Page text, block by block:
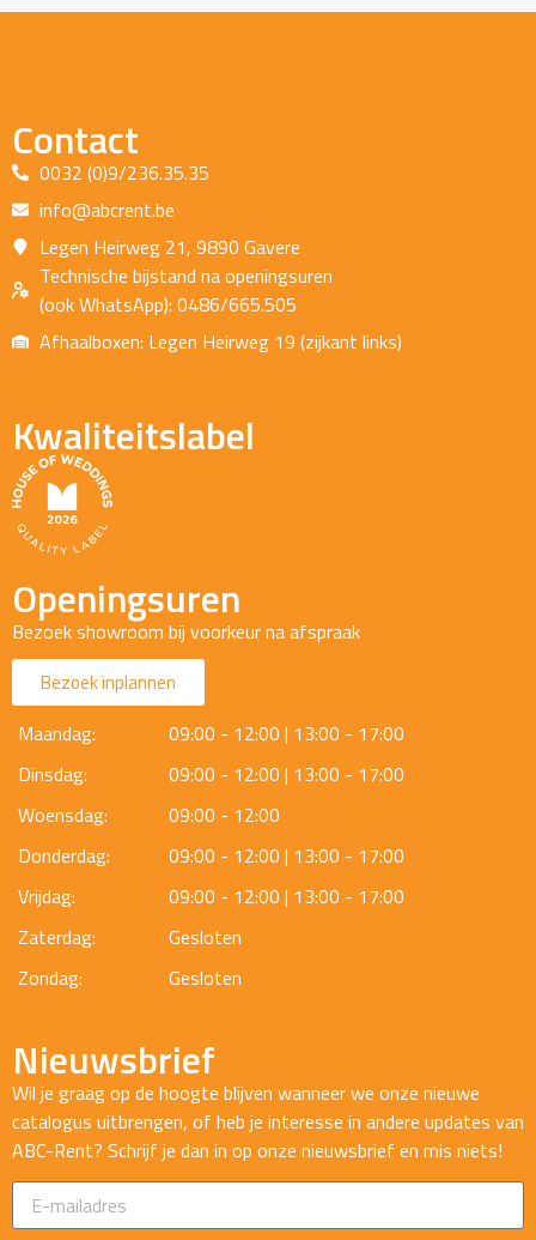
Contact
0032 (0)9/236.35.35
info@abcrent.be
Legen Heirweg 21, 9890 Gavere
Technische bijstand na openingsuren
(ook WhatsApp): 0486/665.505
Afhaalboxen: Legen Heirweg 19 (zijkant links)
Kwaliteitslabel
Openingsuren
Bezoek showroom bij voorkeur na afspraak
Bezoek inplannen
Maandag:
09:00 - 12:00 | 13:00 - 17:00
Dinsdag:
09:00 - 12:00 | 13:00 - 17:00
Woensdag:
09:00 - 12:00
Donderdag:
09:00 - 12:00 | 13:00 - 17:00
Vrijdag:
09:00 - 12:00 | 13:00 - 17:00
Zaterdag:
Gesloten
Zondag:
Gesloten
Nieuwsbrief
Wil je graag op de hoogte blijven wanneer we onze nieuwe
catalogus uitbrengen, of heb je interesse in andere updates van
ABC-Rent? Schrijf je dan in op onze nieuwsbrief en mis niets!